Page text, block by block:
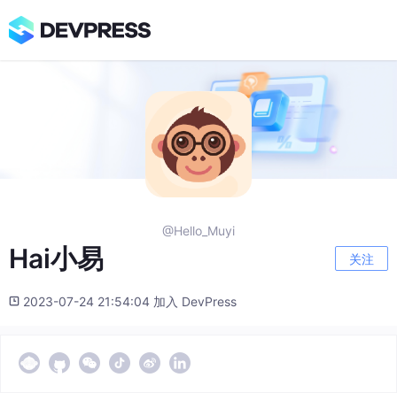
@Hello_Muyi
Hai小易 关注
2023-07-24 21:54:04 加入 DevPress